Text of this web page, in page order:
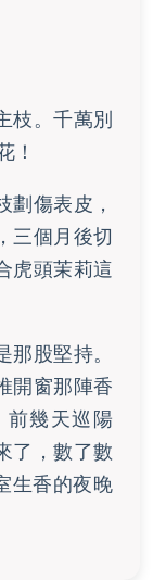
枝。千萬別
！
劃傷表皮，
三個月後切
虎頭茉莉這
股堅持。
開窗那陣香
前幾天巡陽
了，數了數
生香的夜晚